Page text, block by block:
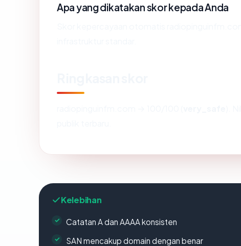
Apa yang dikatakan skor kepada Anda
Kelebihan
Catatan A dan AAAA konsisten
SAN mencakup domain dengan benar